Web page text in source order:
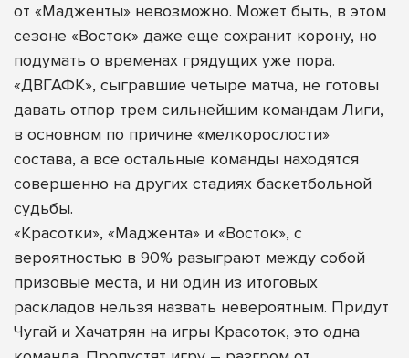
от «Мадженты» невозможно. Может быть, в этом
сезоне «Восток» даже еще сохранит корону, но
подумать о временах грядущих уже пора.
«ДВГАФК», сыгравшие четыре матча, не готовы
давать отпор трем сильнейшим командам Лиги,
в основном по причине «мелкорослости»
состава, а все остальные команды находятся
совершенно на других стадиях баскетбольной
судьбы.
«Красотки», «Маджента» и «Восток», с
вероятностью в 90% разыграют между собой
призовые места, и ни один из итоговых
раскладов нельзя назвать невероятным. Придут
Чугай и Хачатрян на игры Красоток, это одна